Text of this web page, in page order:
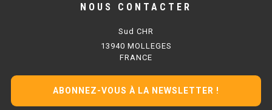
SALADETTE 800 VITRÉE
NOUS CONTACTER
Sud CHR
13940 MOLLEGES
FRANCE
ABONNEZ-VOUS À LA NEWSLETTER !